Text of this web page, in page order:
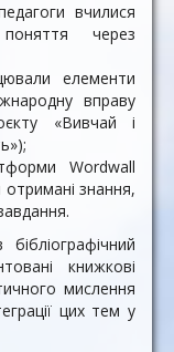
вчилися
через
елементи
вправу
«Вивчай і
Wordwall
отримані знання,
книжкові
мислення
цих тем у